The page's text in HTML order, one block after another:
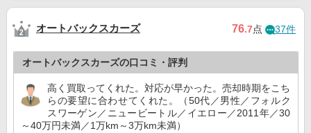
オートバックスカーズ 76.7点 37件
オートバックスカーズの口コミ・評判
高く買取ってくれた。対応が早かった。売却時期をこち
らの要望に合わせてくれた。（50代／男性／フォルク
スワーゲン／ニュービートル／イエロー／2011年／30
～40万円未満／1万km～3万km未満）